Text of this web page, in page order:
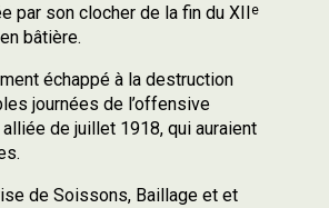
par son clocher de la fin du XII
e
bâtière.
échappé à la destruction
journées de l’offensive
de juillet 1918, qui auraient
de Soissons, Baillage et et